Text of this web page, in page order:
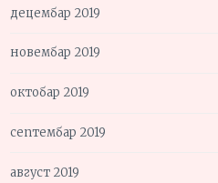
децембар 2019
новембар 2019
октобар 2019
септембар 2019
август 2019